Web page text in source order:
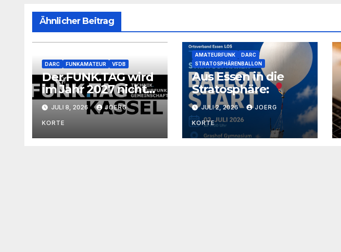
Ähnlicher Beitrag
DARC FUNKAMATEUR VFDB
Der FUNK.TAG wird
im Jahr 2027 nicht
stattfinden.
JULI 8, 2026 JOERG
KORTE
AMATEURFUNK
DARC
STRATOSPHÄRENBALLON
Aus Essen in die
Stratosphäre:
JULI 2, 2026 JOERG
KORTE